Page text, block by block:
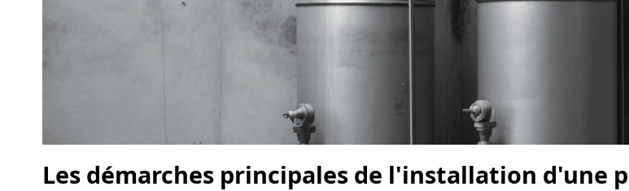
Les démarches principales de l'installation d'une